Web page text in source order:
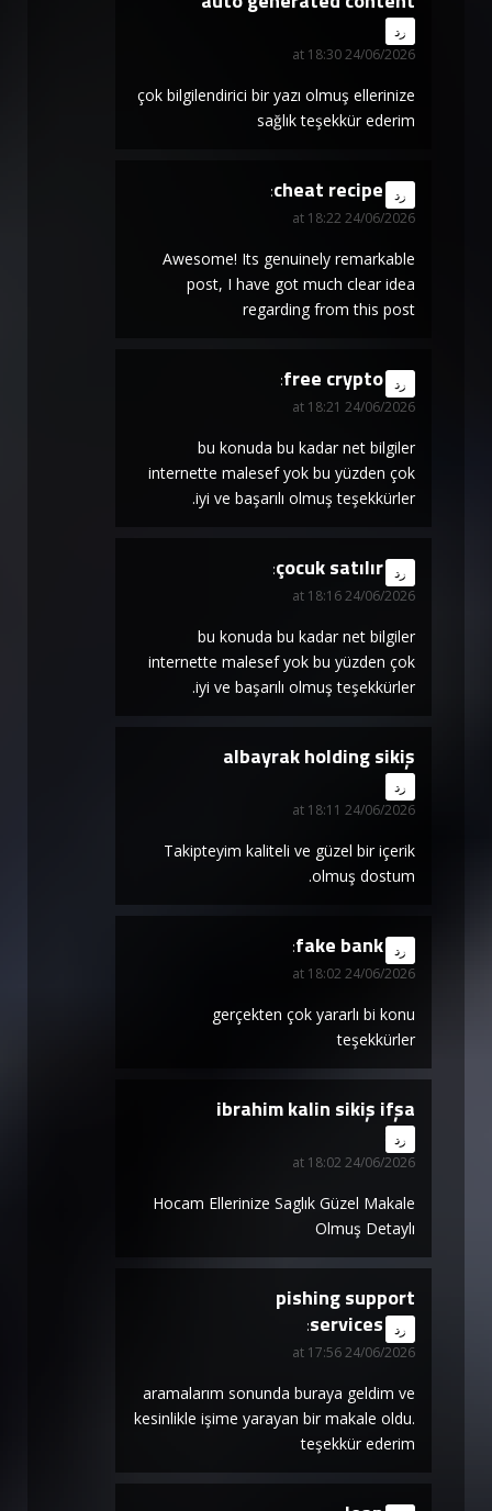
says:
24/06/2026 at 18:30
رد
çok bilgilendirici bir yazı olmuş ellerinize
sağlık teşekkür ederim
cheat recipe
says:
24/06/2026 at 18:22
رد
Awesome! Its genuinely remarkable
post, I have got much clear idea
regarding from this post
free crypto
says:
24/06/2026 at 18:21
رد
bu konuda bu kadar net bilgiler
internette malesef yok bu yüzden çok
iyi ve başarılı olmuş teşekkürler.
çocuk satılır
says:
24/06/2026 at 18:16
رد
bu konuda bu kadar net bilgiler
internette malesef yok bu yüzden çok
iyi ve başarılı olmuş teşekkürler.
albayrak holding sikiş
says:
24/06/2026 at 18:11
رد
Takipteyim kaliteli ve güzel bir içerik
olmuş dostum.
fake bank
says:
24/06/2026 at 18:02
رد
gerçekten çok yararlı bi konu
teşekkürler
ibrahim kalin sikiş ifşa
says:
24/06/2026 at 18:02
رد
Hocam Ellerinize Saglık Güzel Makale
Olmuş Detaylı
pishing support
services
says:
24/06/2026 at 17:56
رد
aramalarım sonunda buraya geldim ve
kesinlikle işime yarayan bir makale oldu.
teşekkür ederim